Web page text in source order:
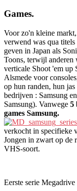
Games.
Voor zo'n kleine
verwend was qua titels
geven in Japan als
Toons, terwijl anderen
verticale Shoot 'em up
Alsmede voor
op hun randen, hun
bedrijven : Samsung
Samsung). Vanwege 5
games Samsung.
verkocht in specifieke
Jongen in zwart op de
VHS-soort.
Eerste serie